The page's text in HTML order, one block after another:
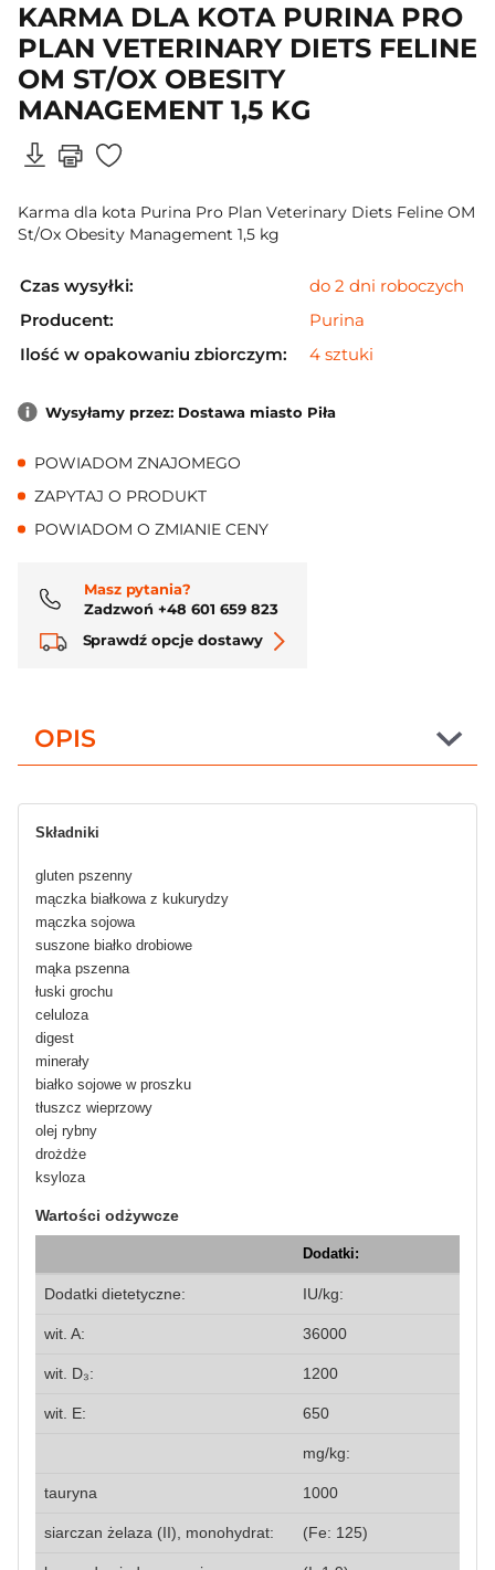
KARMA DLA KOTA PURINA PRO
PLAN VETERINARY DIETS FELINE
OM ST/OX OBESITY
MANAGEMENT 1,5 KG
Karma dla kota Purina Pro Plan Veterinary Diets Feline OM
St/Ox Obesity Management 1,5 kg
Czas wysyłki:
do 2 dni roboczych
Producent:
Purina
Ilość w opakowaniu zbiorczym:
4 sztuki
Wysyłamy przez: Dostawa miasto Piła
POWIADOM ZNAJOMEGO
ZAPYTAJ O PRODUKT
POWIADOM O ZMIANIE CENY
Masz pytania?
Zadzwoń +48 601 659 823
Sprawdź opcje dostawy
OPIS
Składniki
gluten pszenny
mączka białkowa z kukurydzy
mączka sojowa
suszone białko drobiowe
mąka pszenna
łuski grochu
celuloza
digest
minerały
białko sojowe w proszku
tłuszcz wieprzowy
olej rybny
drożdże
ksyloza
Wartości odżywcze
Dodatki:
Dodatki dietetyczne: IU/kg:
wit. A: 36000
wit. D₃: 1200
wit. E: 650
mg/kg:
tauryna 1000
siarczan żelaza (II), monohydrat: (Fe: 125)